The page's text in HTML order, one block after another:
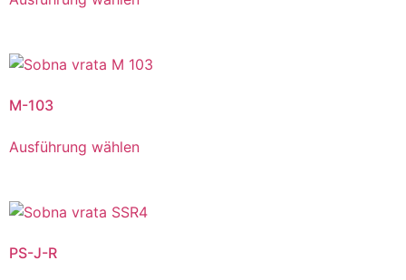
M-103
Ausführung wählen
PS-J-R